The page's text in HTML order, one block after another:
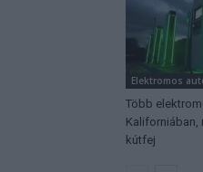
Elektromos
Több
Kaliforniában,
kútfej